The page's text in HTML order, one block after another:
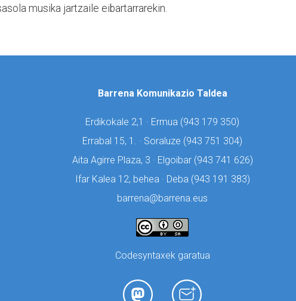
musika jartzaile eibartarrarekin.
Barrena Komunikazio Taldea
Erdikokale 2,1 · Ermua (943 179 350)
Errabal 15, 1. · Soraluze (943 751 304)
Aita Agirre Plaza, 3 · Elgoibar (943 741 626)
Ifar Kalea 12, behea · Deba (943 191 383)
barrena@barrena.eus
Codesyntaxek garatua